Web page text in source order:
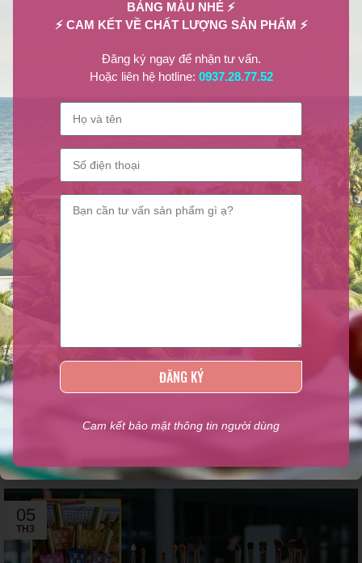
Trắng – đen là sự kết hợp được nhiều chị em yêu thích
Lilian Beautyvừa chia sẻ đến bạn những bí kíp để chọn cho mình
nước sơn móng tay đẹp. Hãy liên hệ với chúng tôi nếu bạn có thắc
mắc gì về các sản phẩm sơn móng tay nhé.
Thông tin liên hệ
Hotline tư vấn sản phẩm: 0937.28.77.52
Website:
Nguồn ảnh:
cach chon mau son
Newer Older
Related Posts
05
TH3
BẢNG MÀU NHÉ ⚡
⚡ CAM KẾT VỀ CHẤT LƯỢNG SẢN PHẨM ⚡
Đăng ký ngay để nhận tư vấn.
Hoặc liên hệ hotline: 0937.28.77.52
ĐĂNG KÝ
Cam kết bảo mật thông tin người dùng